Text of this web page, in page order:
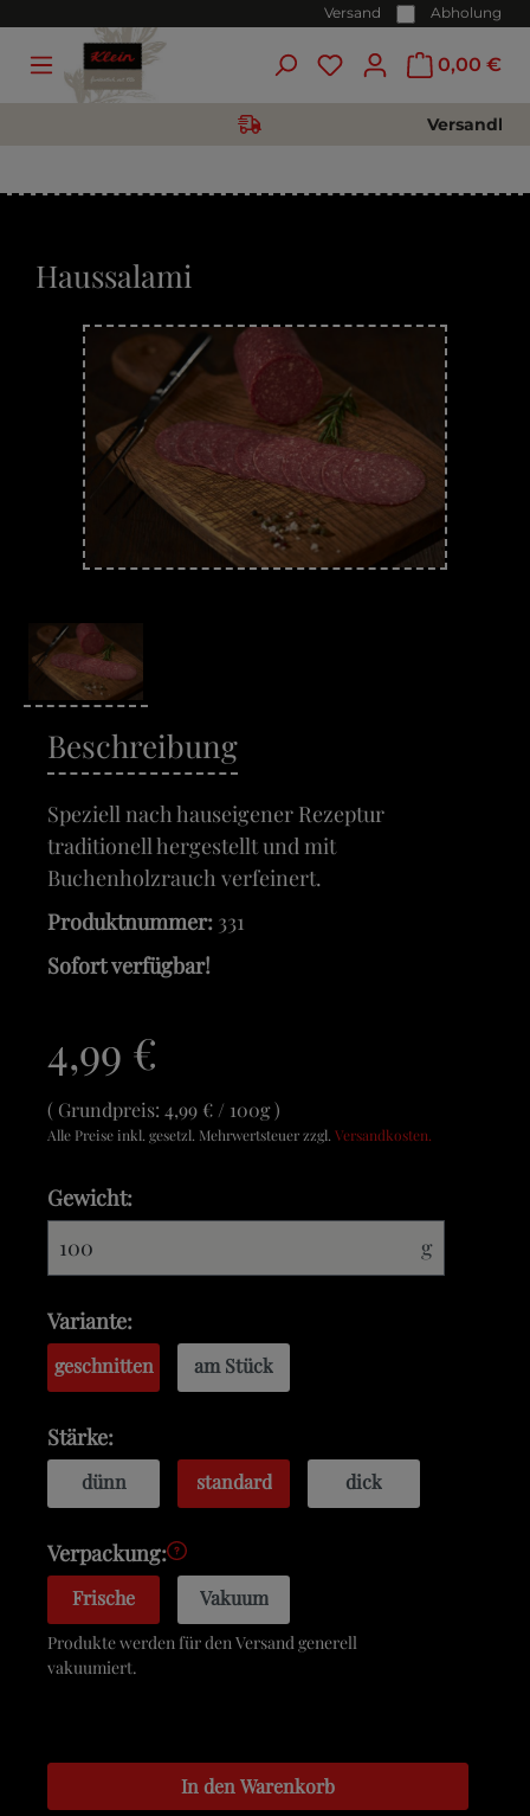
Versand Abholung
0,00 €
Haussalami
Beschreibung
Speziell nach hauseigener Rezeptur
traditionell hergestellt und mit
Buchenholzrauch verfeinert.
Produktnummer: 331
Sofort verfügbar!
4,99 €
Grundpreis: 4,99 € / 100g
Alle Preise inkl. gesetzl. Mehrwertsteuer zzgl. Versandkosten.
Gewicht:
g
Variante:
geschnitten am Stück
Stärke:
dünn standard dick
Verpackung:
Frische Vakuum
Produkte werden für den Versand generell
vakuumiert.
In den Warenkorb